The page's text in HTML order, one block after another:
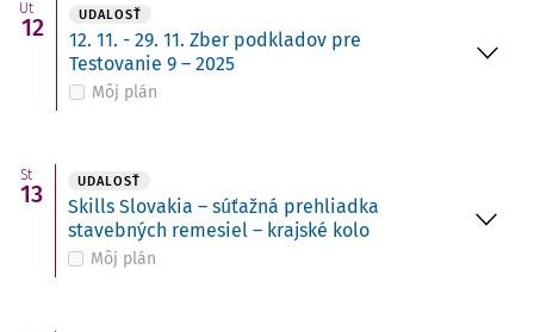
Ut
12 UDALOSŤ
12. 11. - 29. 11. Zber podkladov pre
Testovanie 9 – 2025
Môj plán
St
13 UDALOSŤ
Skills Slovakia – súťažná prehliadka
stavebných remesiel – krajské kolo
Môj plán